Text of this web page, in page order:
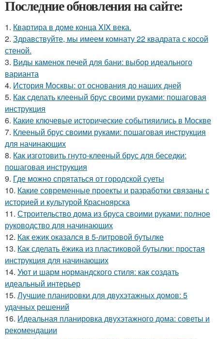
Последние обновления на сайте:
1. Квартира в доме конца XIX века.
2. Здравствуйте, мы имеем комнату 22 квадрата с косой
стеной.
3. Виды каменок печей для бани: выбор идеального
варианта
4. История Москвы: от основания до наших дней
5. Как сделать клееный брус своими руками: пошаговая
инструкция
6. Какие ключевые исторические событияились в Москве
7. Клееный брус своими руками: пошаговая инструкция
для начинающих
8. Как изготовить гнуто-клееный брус для беседки:
пошаговая инструкция
9. Где можно спрятаться от городской суеты
10. Какие современные проекты и разработки связаны с
историей и культурой Красноярска
11. Строительство дома из бруса своими руками: полное
руководство для начинающих
12. Как ежик оказался в 5-литровой бутылке
13. Как сделать ёжика из пластиковой бутылки: простая
инструкция для начинающих
14. Уют и шарм нормандского стиля: как создать
идеальный интерьер
15. Лучшие планировки для двухэтажных домов: 5
удачных решений
16. Идеальная планировка двухэтажного дома: советы и
рекомендации